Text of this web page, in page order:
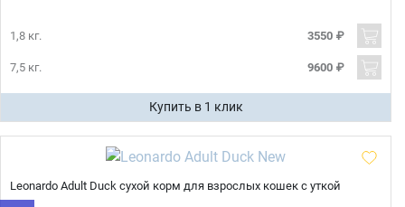
1,8 кг. 3550 ₽
7,5 кг. 9600 ₽
Купить в 1 клик
Leonardo Adult Duck сухой корм для взрослых кошек с уткой
Телефон